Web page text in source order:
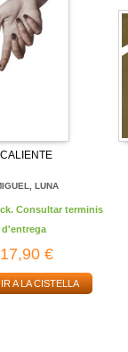
CALIENTE
LUNA
Consultar terminis
d'entrega
17,90 €
A LA CISTELLA